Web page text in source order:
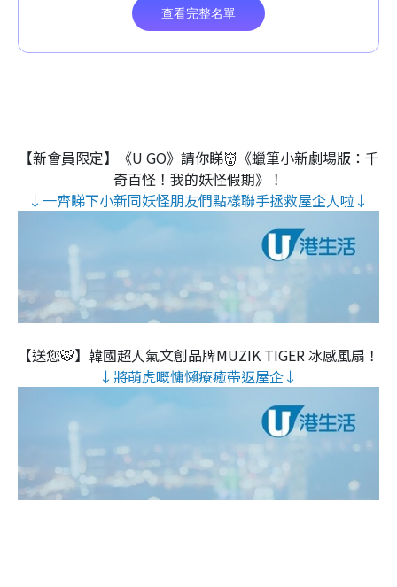
【新會員限定】《U GO》請你睇👹《蠟筆小新劇場版：千
奇百怪！我的妖怪假期》！
↓一齊睇下小新同妖怪朋友們點樣聯手拯救屋企人啦↓
【送您🐯】韓國超人氣文創品牌MUZIK TIGER 冰感風扇！
↓將萌虎嘅慵懶療癒帶返屋企↓